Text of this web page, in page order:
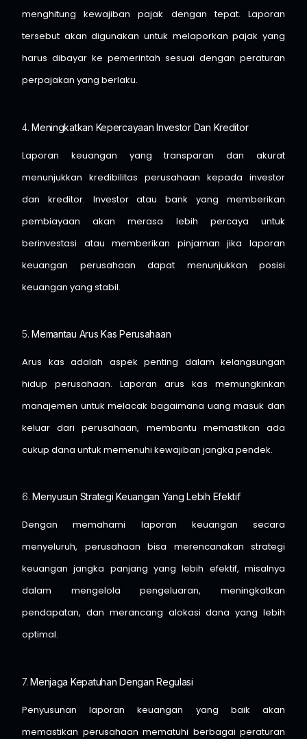
menghitung kewajiban pajak dengan tepat. Laporan
tersebut akan digunakan untuk melaporkan pajak yang
harus dibayar ke pemerintah sesuai dengan peraturan
perpajakan yang berlaku.
4.Meningkatkan Kepercayaan Investor Dan Kreditor
Laporan keuangan yang transparan dan akurat
menunjukkan kredibilitas perusahaan kepada investor
dan kreditor. Investor atau bank yang memberikan
pembiayaan akan merasa lebih percaya untuk
berinvestasi atau memberikan pinjaman jika laporan
keuangan perusahaan dapat menunjukkan posisi
keuangan yang stabil.
5.Memantau Arus Kas Perusahaan
Arus kas adalah aspek penting dalam kelangsungan
hidup perusahaan. Laporan arus kas memungkinkan
manajemen untuk melacak bagaimana uang masuk dan
keluar dari perusahaan, membantu memastikan ada
cukup dana untuk memenuhi kewajiban jangka pendek.
6.Menyusun Strategi Keuangan Yang Lebih Efektif
Dengan memahami laporan keuangan secara
menyeluruh, perusahaan bisa merencanakan strategi
keuangan jangka panjang yang lebih efektif, misalnya
dalam mengelola pengeluaran, meningkatkan
pendapatan, dan merancang alokasi dana yang lebih
optimal.
7.Menjaga Kepatuhan Dengan Regulasi
Penyusunan laporan keuangan yang baik akan
memastikan perusahaan mematuhi berbagai peraturan